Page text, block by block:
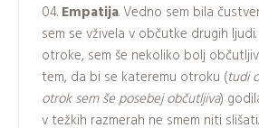
Empatija. Vedno sem bila
sem se vživela v občutke drugih
otroke, sem še nekoliko bolj
tem, da bi se kateremu otroku (tudi
otrok sem še posebej občutljiva)
v težkih razmerah ne smem niti